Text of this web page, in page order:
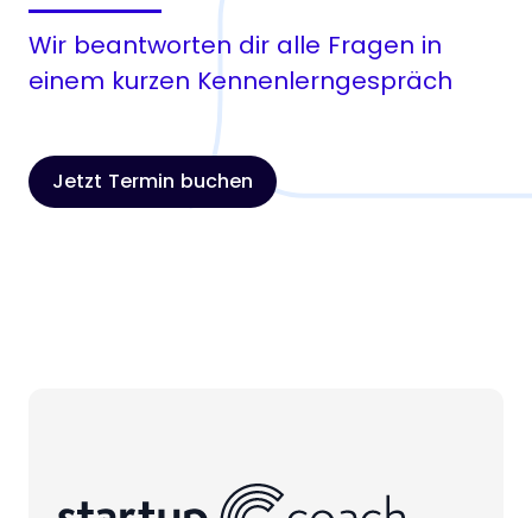
Wir beantworten dir alle Fragen in
einem kurzen Kennenlerngespräch
Jetzt Termin buchen